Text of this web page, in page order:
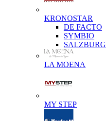
KRONOSTAR
DE FACTO
SYMBIO
SALZBURG
LA MOENA
MY STEP